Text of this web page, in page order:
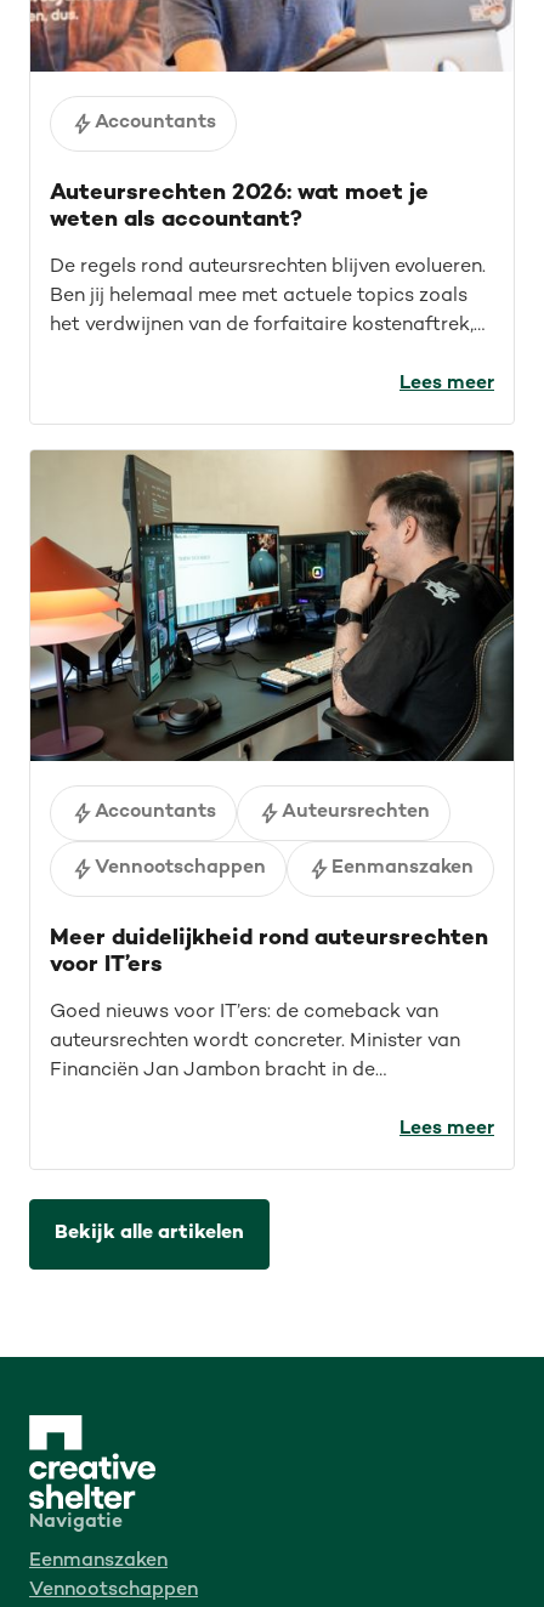
Accountants
Auteursrechten 2026: wat moet je
weten als accountant?
De regels rond auteursrechten blijven evolueren.
Ben jij helemaal mee met actuele topics zoals
het verdwijnen van de forfaitaire kostenaftrek,
IT-sector? Lees de recap van ons webinar en
Lees meer
Accountants Auteursrechten
Vennootschappen Eenmanszaken
Meer duidelijkheid rond auteursrechten
voor IT’ers
Goed nieuws voor IT’ers: de comeback van
auteursrechten wordt concreter. Minister van
Financiën Jan Jambon bracht in de
auteursrechten voor de IT-sector. Wat werd er
Lees meer
Bekijk alle artikelen
Navigatie
Eenmanszaken
Vennootschappen